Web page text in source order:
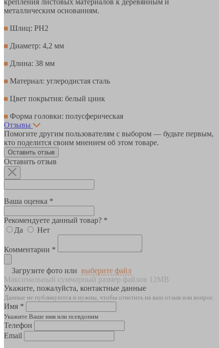
металлическим основаниям.
Шлиц: PH2
Диаметр: 4,2 мм
Длина: 38 мм
Материал: углеродистая сталь
Цвет покрытия: белый цинк
Форма головки: полусферическая
Отзывы
Помогите другим пользователям с выбором — будьте первым,
кто поделится своим мнением об этом товаре.
Оставить отзыв
Оставить отзыв
Ваша оценка *
Рекомендуете данный товар? *
Да
Нет
Комментарии *
Загрузите фото или выберите файл
Максимальный суммарный размер файлов 12MB
Укажите, пожалуйста, контактные данные
Данные не публикуются и нужны, чтобы ответить на ваш отзыв или вопрос
Имя *
Укажите Ваше имя или псевдоним
Телефон
Email